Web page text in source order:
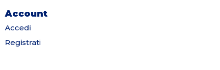
Account
Accedi
Registrati